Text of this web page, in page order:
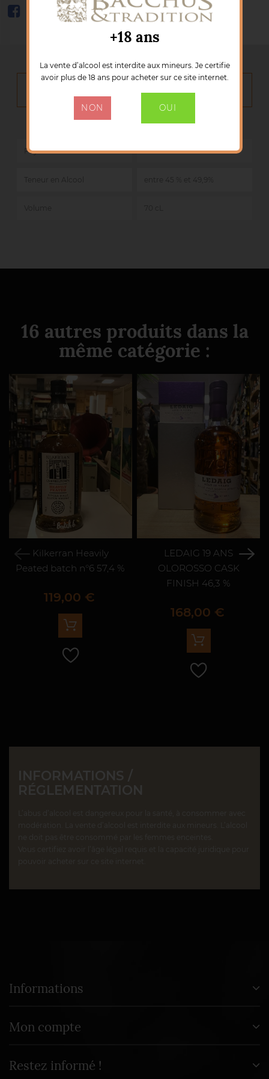
Référence : 717TERAB
Pays Ecosse
16 autres produits dans la
même catégorie :
Kilkerran Heavily
Peated batch n°6 57,4 %
Prix
119,00 €
LEDAIG 19 ANS
OLOROSSO CASK
FINISH 46,3 %
Prix
168,00 €
INFORMATIONS /
RÉGLEMENTATION
+18 ans
La vente d’alcool est interdite aux mineurs. Je certifie
avoir plus de 18 ans pour acheter sur ce site internet.
NON OUI
Informations
Mon compte
Restez informé !